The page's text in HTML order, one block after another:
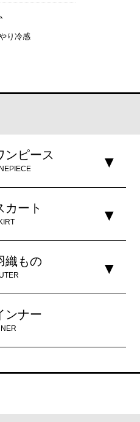
り冷感
ンピース
カート
織もの
ンナー